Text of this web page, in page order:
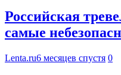
Российская
самые
Lenta.ru6 месяцев спустя 0